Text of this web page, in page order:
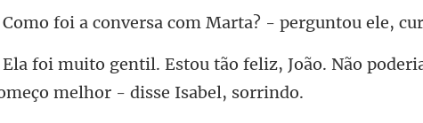
sa com Marta? - per
z, João. Não